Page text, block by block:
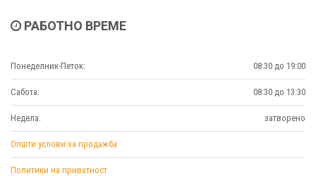
РАБОТНО ВРЕМЕ
Понеделник-Петок: 08:30 до 19:00
Сабота: 08:30 до 13:30
Недела: затворено
Општи услови за продажба
Политики на приватност